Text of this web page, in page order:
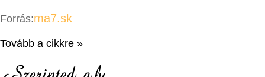
Forrás:ma7.sk
Tovább a cikkre »